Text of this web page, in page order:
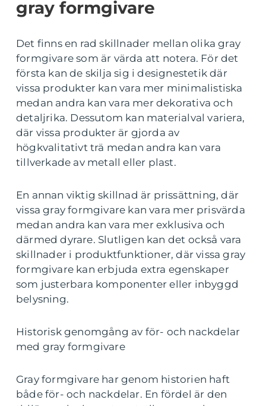
gray formgivare
Det finns en rad skillnader mellan olika gray
formgivare som är värda att notera. För det
första kan de skilja sig i designestetik där
vissa produkter kan vara mer minimalistiska
medan andra kan vara mer dekorativa och
detaljrika. Dessutom kan materialval variera,
där vissa produkter är gjorda av
högkvalitativt trä medan andra kan vara
tillverkade av metall eller plast.
En annan viktig skillnad är prissättning, där
vissa gray formgivare kan vara mer prisvärda
medan andra kan vara mer exklusiva och
därmed dyrare. Slutligen kan det också vara
skillnader i produktfunktioner, där vissa gray
formgivare kan erbjuda extra egenskaper
som justerbara komponenter eller inbyggd
belysning.
Historisk genomgång av för- och nackdelar
med gray formgivare
Gray formgivare har genom historien haft
både för- och nackdelar. En fördel är den